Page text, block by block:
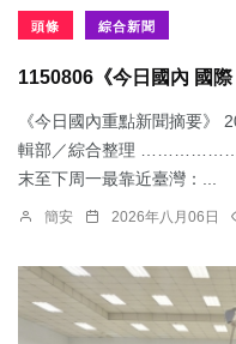
頭條 綜合新聞
1150806《今日國內 國際
《今日國內重點新聞摘要》
輯部／綜合整理
末至下周一最靠近臺灣：...
簡安 2026年八月06日